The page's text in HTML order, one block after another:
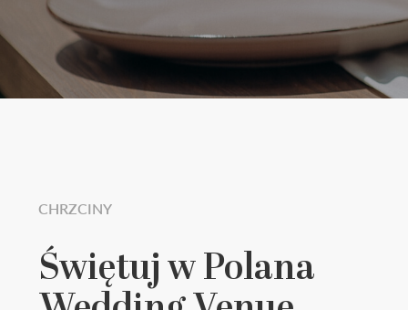
CHRZCINY
Świętuj w Polana